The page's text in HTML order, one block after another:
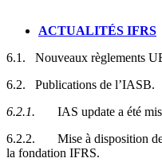
ACTUALITÉS IFRS
6.1. Nouveaux règlements
6.2. Publications de l’IASB.
6.2.1. IAS update a été
6.2.2. Mise à disposition de
la fondation IFRS.